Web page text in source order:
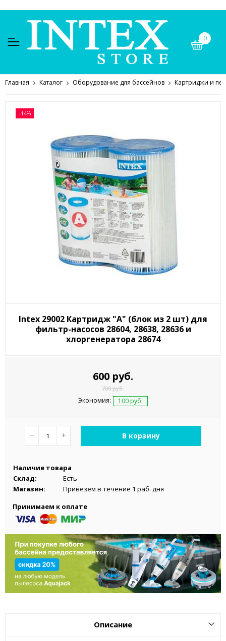
0
Главная Каталог Оборудование для бассейнов Картриджи и
-14%
Intex 29002 Картридж "А" (блок из 2 шт) для
фильтр-насосов 28604, 28638, 28636 и
хлоргенератора 28674
600 руб.
700 руб.
Экономия: 100 руб.
− + В корзину
Наличие товара
Склад:
Есть
Магазин:
Привезем в течение 1 раб. дня
Принимаем к оплате
Описание